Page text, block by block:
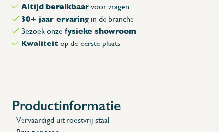
Altijd bereikbaar voor vragen
30+ jaar ervaring in de branche
Bezoek onze fysieke showroom
Kwaliteit op de eerste plaats
Productinformatie
- Vervaardigd uit roestvrij staal